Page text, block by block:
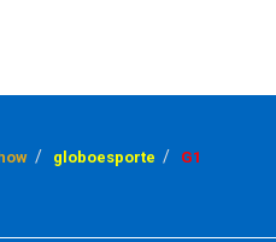
globoesporte G1